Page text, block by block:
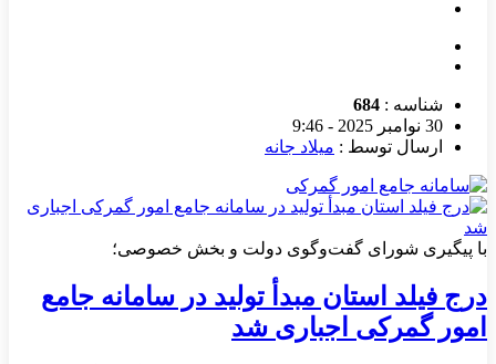
شناسه : 684
30 نوامبر 2025 - 9:46
ارسال توسط : میلاد جانه
با پیگیری شورای گفت‌وگوی دولت و بخش خصوصی؛
درج فیلد استان مبدأ تولید در سامانه جامع
امور گمرکی اجباری شد